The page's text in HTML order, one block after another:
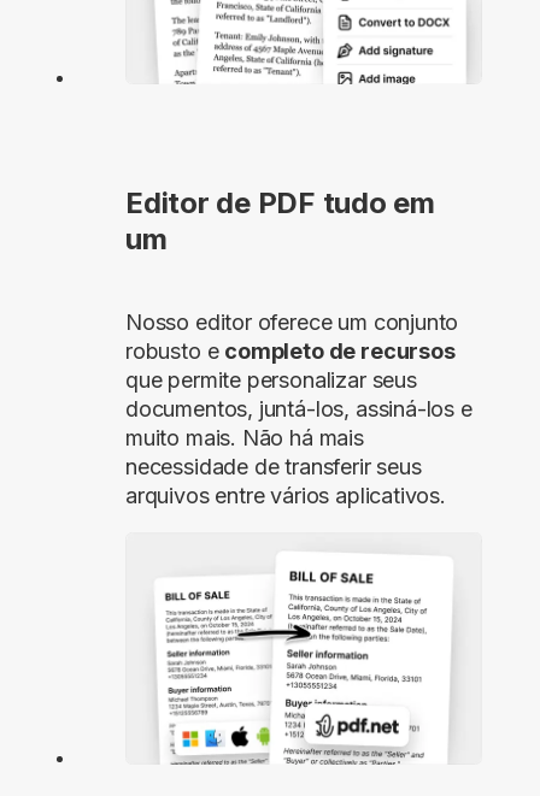
Editor de PDF tudo em
um
Nosso editor oferece um conjunto
robusto e completo de recursos
que permite personalizar seus
documentos, juntá-los, assiná-los e
muito mais. Não há mais
necessidade de transferir seus
arquivos entre vários aplicativos.